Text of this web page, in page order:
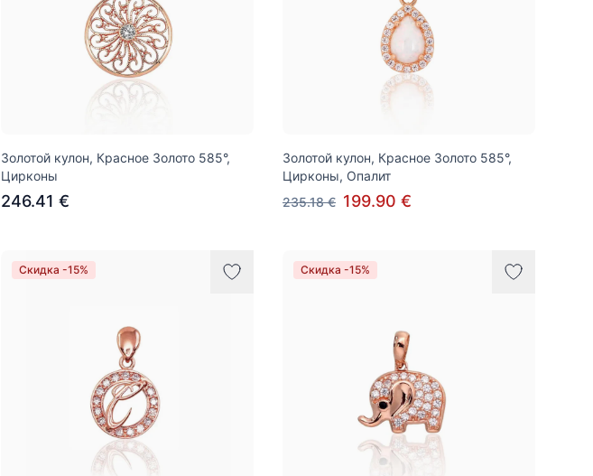
Золотой кулон, Красное Золото 585°,
Цирконы
246.41 €
Золотой кулон, Красное Золото 585°,
Цирконы, Опалит
235.18 € 199.90 €
Скидка -15% Скидка -15%